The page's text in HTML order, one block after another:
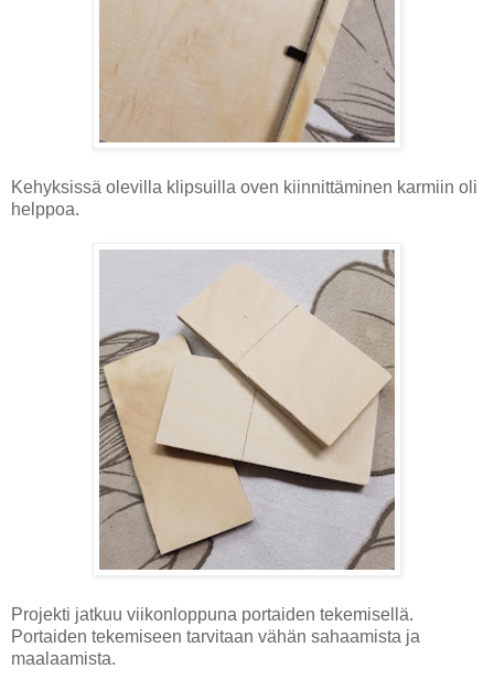
Kehyksissä olevilla klipsuilla oven kiinnittäminen karmiin oli
helppoa.
Projekti jatkuu viikonloppuna portaiden tekemisellä.
Portaiden tekemiseen tarvitaan vähän sahaamista ja
maalaamista.